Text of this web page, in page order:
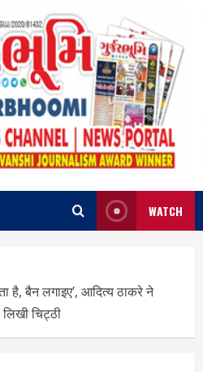
WATCH
है, बैन लगाइए’, आदित्य ठाकरे ने
चिट्ठी